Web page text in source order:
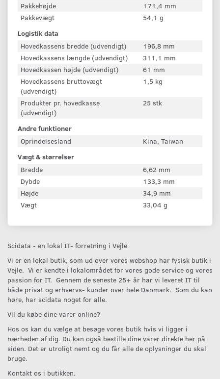
Pakkehøjde
171,4 mm
Pakkevægt
54,1 g
Logistik data
Hovedkassens bredde (udvendigt)
196,8 mm
Hovedkassens længde (udvendigt)
311,1 mm
Hovedkassen højde (udvendigt)
61 mm
Hovedkassens bruttovægt
(udvendigt)
1,5 kg
Produkter pr. hovedkasse
(udvendigt)
25 stk
Andre funktioner
Oprindelsesland
Kina, Taiwan
Vægt & størrelser
Bredde
6,62 mm
Dybde
133,3 mm
Højde
34,9 mm
Vægt
33,04 g
Scidata - en lokal IT- forretning i Vejle
Vi er en lokal butik, som ud over vores webshop har fysisk butik i
Vejle. Vi er kendte i lokalområdet for vores gode service og vores
passion for IT. Gennem de seneste 25+ år har vi leveret IT til
både privat og erhvervs- kunder over hele Danmark. Som du kan
høre, har scidata noget for alle.
Vil du købe dine varer online?
Hos os kan du vælge at besøge vores butik hvis vi ligger i
nærheden af dig. Du kan også bestille dine varer direkte her på
siden. Det er utroligt nemt og du får alle de oplysninger du skal
bruge.
Kontakt os i butikken.